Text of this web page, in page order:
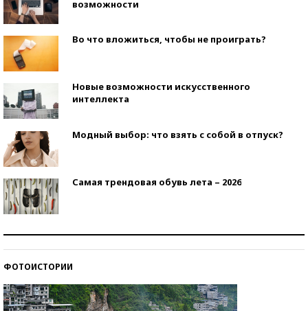
возможности
Во что вложиться, чтобы не проиграть?
Новые возможности искусственного
интеллекта
Модный выбор: что взять с собой в отпуск?
Самая трендовая обувь лета – 2026
ФОТОИСТОРИИ